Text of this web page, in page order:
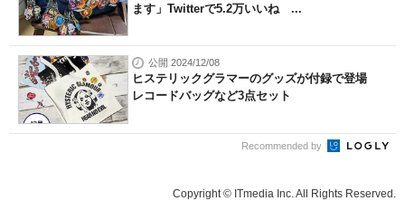
ます」Twitterで5.2万いいね ...
公開 2024/12/08
ヒステリックグラマーのグッズが付録で登場
レコードバッグなど3点セット
Recommended by
Copyright © ITmedia Inc. All Rights Reserved.